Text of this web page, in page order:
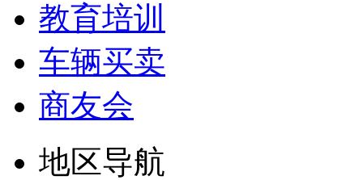
教育培训
车辆买卖
商友会
地区导航